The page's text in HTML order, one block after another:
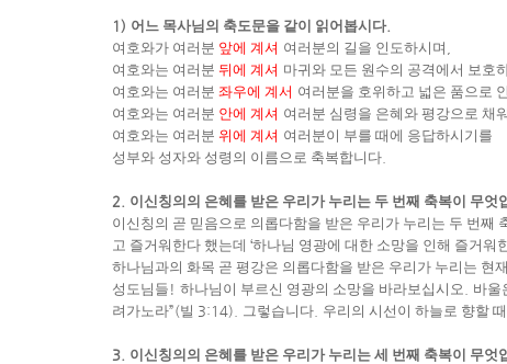
1) 어느 목사님의 축도문을 같이 읽어봅시다.
여호와가 여러분 앞에 계셔 여러분의 길을 인도하시며
여호와는 여러분 뒤에 계셔 마귀와 모든 원수의 공격에서 보호
여호와는 여러분 좌우에 계서 여러분을 호위하고 넓은 품으로
여호와는 여러분 안에 계셔 여러분 심령을 은혜와 평강으로 채
여호와는 여러분 위에 계셔 여러분이 부를 때에 응답하시기를
성부와 성자와 성령의 이름으로 축복합니다
2. 이신칭의의 은혜를 받은 우리가 누리는 두 번째 축복이 무엇
이신칭의 곧 믿음으로 의롭다함을 받은 우리가 누리는 두 번째
고 즐거워한다 했는데 ‘하나님 영광에 대한 소망을 인해 즐거워
하나님과의 화목 곧 평강은 의롭다함을 받은 우리가 누리는 현
성도님들 ! 하나님이 부르신 영광의 소망을 바라보십시오 바울
려가노라”(빌 3:14). 그렇습니다 우리의 시선이 하늘로 향할
3. 이신칭의의 은혜를 받은 우리가 누리는 세 번째 축복이 무엇